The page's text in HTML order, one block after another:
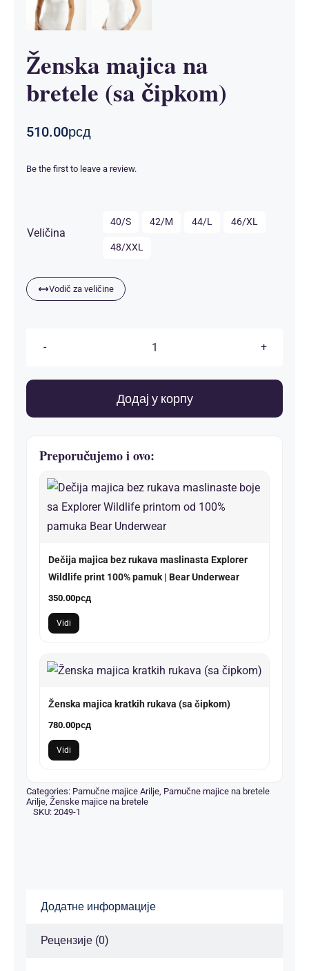
Ženska majica na
bretele (sa čipkom)
510.00рсд
Be the first to leave a review.
Veličina
40/S 42/M 44/L 46/XL
48/XXL
Vodič za veličine
Ženska
na
čipkom)
Додај у корпу
Preporučujemo i ovo:
Dečija majica bez rukava maslinasta Explorer
Wildlife print 100% pamuk | Bear Underwear
350.00рсд
Vidi
Ženska majica kratkih rukava (sa čipkom)
780.00рсд
Vidi
Categories: Pamučne majice Arilje, Pamučne majice na bretele
Arilje, Ženske majice na bretele
SKU: 2049-1
Додатне информације
Рецензије (0)